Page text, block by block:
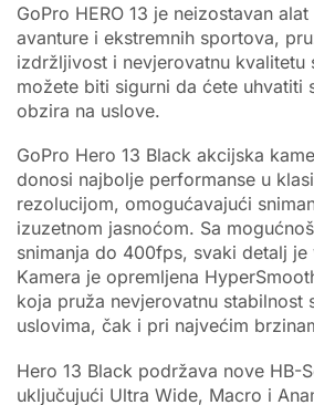
GoPro HERO 13 je neizostavan
avanture i ekstremnih sportova,
izdržljivost i nevjerovatnu kvalitetu
možete biti sigurni da ćete uhvatiti
obzira na uslove.
GoPro Hero 13 Black akcijska
donosi najbolje performanse u
rezolucijom, omogućavajući
izuzetnom jasnoćom. Sa
snimanja do 400fps, svaki detalj
Kamera je opremljena
koja pruža nevjerovatnu stabilnost
uslovima, čak i pri najvećim
Hero 13 Black podržava nove HB-
uključujući Ultra Wide, Macro i